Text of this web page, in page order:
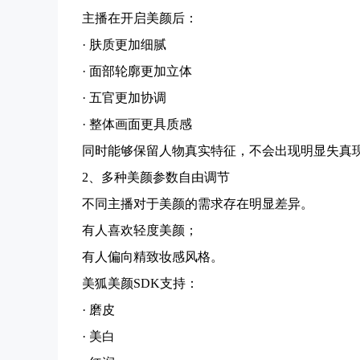
主播在开启美颜后：
· 肤质更加细腻
· 面部轮廓更加立体
· 五官更加协调
· 整体画面更具质感
同时能够保留人物真实特征，不会出现明显失真
2、多种美颜参数自由调节
不同主播对于美颜的需求存在明显差异。
有人喜欢轻度美颜；
有人偏向精致妆感风格。
美狐美颜SDK支持：
· 磨皮
· 美白